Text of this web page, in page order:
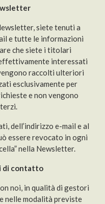
siete tenuti a
e tutte le informazioni
che siete i titolari
interessati
raccolti ulteriori
esclusivamente per
e non vengono
dell’indirizzo e-mail e al
essere revocato in ogni
nella Newsletter.
di contatto
noi, in qualità di gestori
nelle modalità previste